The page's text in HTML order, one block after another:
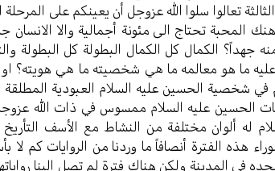
تعالوا سلوا الله عزوجل أن يعينكم على المرحلة
المحبة تحتاج الى مئونة أجمالية والا الانسان
الكمال كل الكمال البطولة كل البطولة
ما هو معالمه ما هي شخصيته ما هي هويته؟
شخصية الحسين عليه السلام العبودية المطلقة
الحسين عليه السلام ممسوس في ذات الله
له ألوان مختلفة من النشاط مع الأسف
هذه الفترة أنصافاً ما وردنا من الروايات كم لا
في المدينة ولكن هناك فترة لم تصل الينا